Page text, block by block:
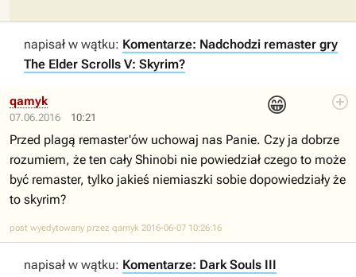
napisał w wątku: Komentarze: Nadchodzi remaster gry
The Elder Scrolls V: Skyrim?
07.06.2016 10:21
😁
qamyk
Przed plagą remaster'ów uchowaj nas Panie. Czy ja dobrze
rozumiem, że ten cały Shinobi nie powiedział czego to może
być remaster, tylko jakieś niemiaszki sobie dopowiedziały że
to skyrim?
post wyedytowany przez qamyk 2016-06-07 10:26:16
napisał w wątku: Komentarze: Dark Souls III